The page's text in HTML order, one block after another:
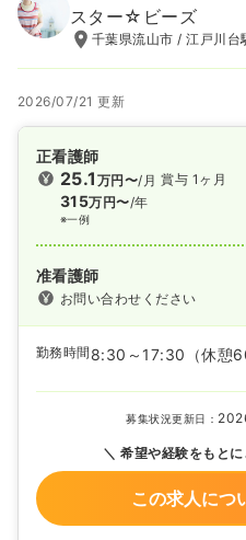
スター☆ビーズ
千葉県流山市 / 江戸川台
2026/07/21 更新
正看護師
25.1 万円〜/月
315万円〜/年
※一例
賞与 1ヶ月
准看護師
お問い合わせください
勤務時間 8:30～17:30 （休憩
募集状況更新日：
希望や経験をもと
この求人につ